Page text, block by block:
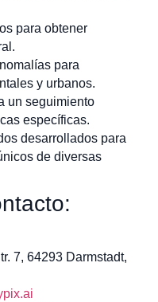
para obtener
para
y urbanos.
un seguimiento
específicas.
desarrollados para
de diversas
7, 64293 Darmstadt,